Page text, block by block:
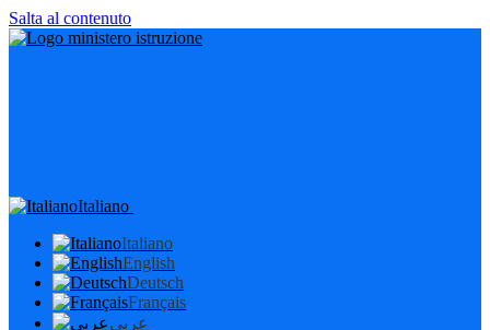
Salta al contenuto
Italiano
Italiano
English
Deutsch
Français
عربى